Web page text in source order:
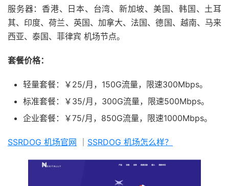
服务器：香港、日本、台湾、新加坡、美国、韩国、土耳
其、印度、荷兰、英国、加拿大、法国、德国、越南、马来
西亚、泰国、菲律宾 机场节点。
套餐价格：
轻量套餐：￥25/月，150G流量，限速300Mbps。
标准套餐：￥35/月，300G流量，限速500Mbps。
企业套餐：￥75/月，850G流量，限速1000Mbps。
SSRDOG 机场官网 SSRDOG 机场怎么样？